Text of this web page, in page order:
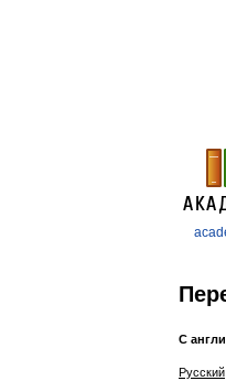
С
Русский